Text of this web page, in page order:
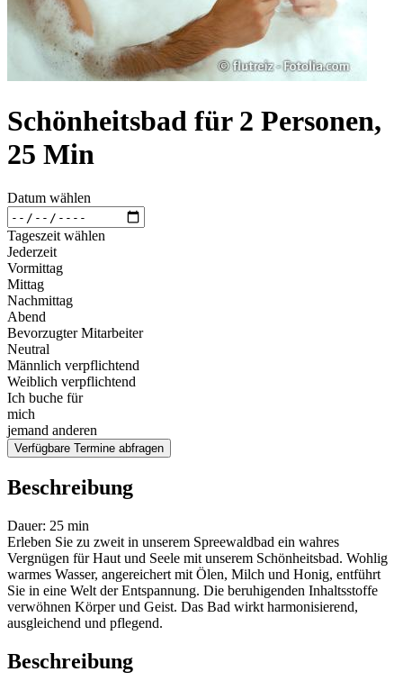
Schönheitsbad für 2 Personen,
25 Min
Datum wählen
Tageszeit wählen
Jederzeit
Vormittag
Mittag
Nachmittag
Abend
Bevorzugter Mitarbeiter
Neutral
Männlich verpflichtend
Weiblich verpflichtend
Ich buche für
mich
jemand anderen
Verfügbare Termine abfragen
Beschreibung
Dauer: 25 min
Erleben Sie zu zweit in unserem Spreewaldbad ein wahres
Vergnügen für Haut und Seele mit unserem Schönheitsbad. Wohlig
warmes Wasser, angereichert mit Ölen, Milch und Honig, entführt
Sie in eine Welt der Entspannung. Die beruhigenden Inhaltsstoffe
verwöhnen Körper und Geist. Das Bad wirkt harmonisierend,
ausgleichend und pflegend.
Beschreibung